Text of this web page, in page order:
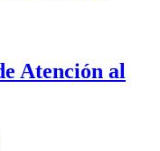
Atención al